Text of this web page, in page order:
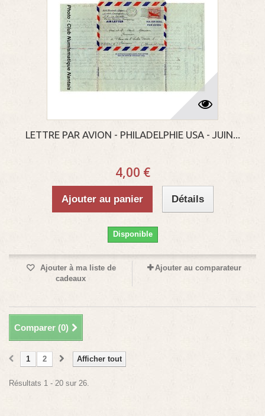
LETTRE PAR AVION - PHILADELPHIE USA - JUIN...
4,00 €
Ajouter au panier Détails
Disponible
Ajouter à ma liste de
cadeaux
Ajouter au comparateur
Comparer (0)
Afficher tout
1 2
Résultats 1 - 20 sur 26.